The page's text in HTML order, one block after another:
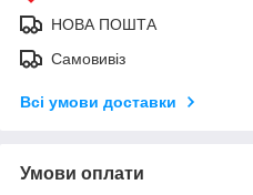
НОВА ПОШТА
Самовивіз
Всі умови доставки
Умови оплати